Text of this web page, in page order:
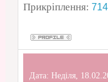
Прикріплення:
Дата: Неділя,